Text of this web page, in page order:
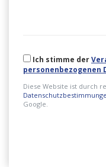
Ich stimme der
personenbezogenen
Diese Website ist durch
Google.